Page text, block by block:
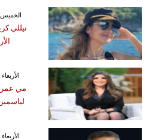
GMT 16:28 2026 الخميس ,16 تموز / يوليو
نيللي
GMT 16:27 2026 الأربعاء ,15 تموز / يوليو
مي عمر
GMT 15:05 2026 الأربعاء ,15 تموز / يوليو